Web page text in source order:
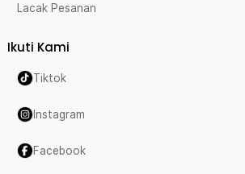
Lacak Pesanan
Ikuti Kami
Tiktok
Instagram
Facebook